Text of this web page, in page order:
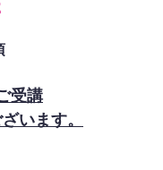
受講
います。